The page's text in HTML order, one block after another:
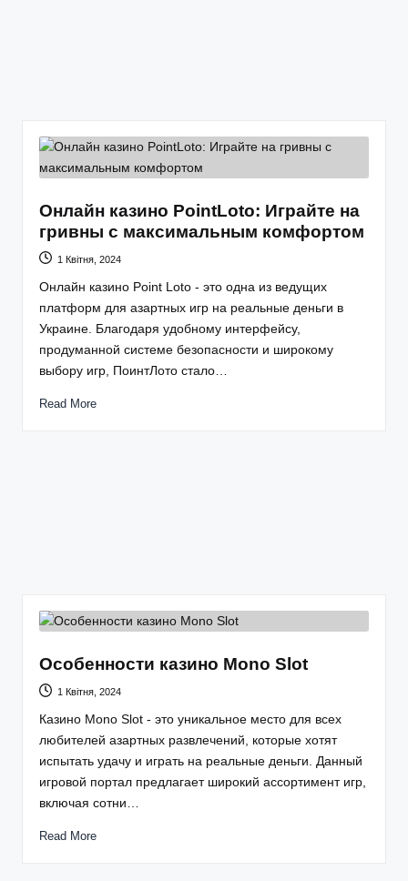
Онлайн казино PointLoto: Играйте на
гривны с максимальным комфортом
1 Квітня, 2024
Онлайн казино Point Loto - это одна из ведущих
платформ для азартных игр на реальные деньги в
Украине. Благодаря удобному интерфейсу,
продуманной системе безопасности и широкому
выбору игр, ПоинтЛото стало…
Read More
Особенности казино Mono Slot
1 Квітня, 2024
Казино Mono Slot - это уникальное место для всех
любителей азартных развлечений, которые хотят
испытать удачу и играть на реальные деньги. Данный
игровой портал предлагает широкий ассортимент игр,
включая сотни…
Read More